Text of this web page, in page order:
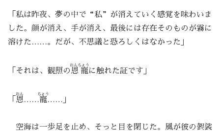
「私は昨夜、夢の中で“私”が消えていく感覚を味わいま
した。顔が消え、手が消え、最後には存在そのものが霧に
溶けた……。だが、不思議と恐ろしくはなかった」
「それは、観照の恩寵
おんちょう
に触れた証です」
「 恩
おん
……寵
ちょう
……」
空海は一歩足を止め、そっと目を閉じた。風が彼の袈裟